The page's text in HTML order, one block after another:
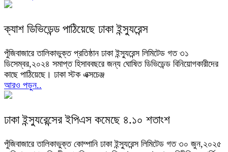
ক্যাশ ডিভিডেন্ড পাঠিয়েছে ঢাকা ইন্স্যুরেন্স
পুঁজিবাজারে তালিকাভুক্ত প্রতিষ্ঠান ঢাকা ইন্স্যুরেন্স লিমিটেড গত ৩১
ডিসেম্বর,২০২৪ সমাপ্ত হিসাববছরে জন্য ঘোষিত ডিভিডেন্ড বিনিয়োগকারীদের
কাছে পাঠিয়েছে। ঢাকা স্টক এক্সচেঞ্জ
আরও পড়ুন..
ঢাকা ইন্স্যুরেন্সের ইপিএস কমেছে ৪.১০ শতাংশ
পুঁজিবাজারে তালিকাভুক্ত কোম্পানি ঢাকা ইন্স্যুরেন্স লিমিটেড গত ৩০ জুন,২০২৫